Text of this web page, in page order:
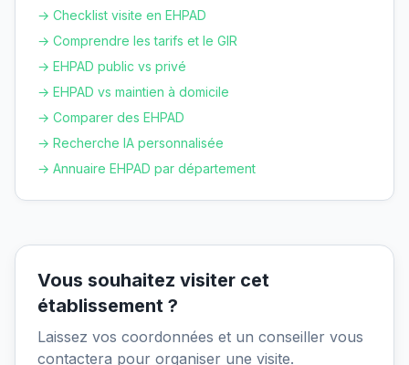
→ Checklist visite en EHPAD
→ Comprendre les tarifs et le GIR
→ EHPAD public vs privé
→ EHPAD vs maintien à domicile
→ Comparer des EHPAD
→ Recherche IA personnalisée
→ Annuaire EHPAD par département
Vous souhaitez visiter cet
établissement ?
Laissez vos coordonnées et un conseiller vous
contactera pour organiser une visite.